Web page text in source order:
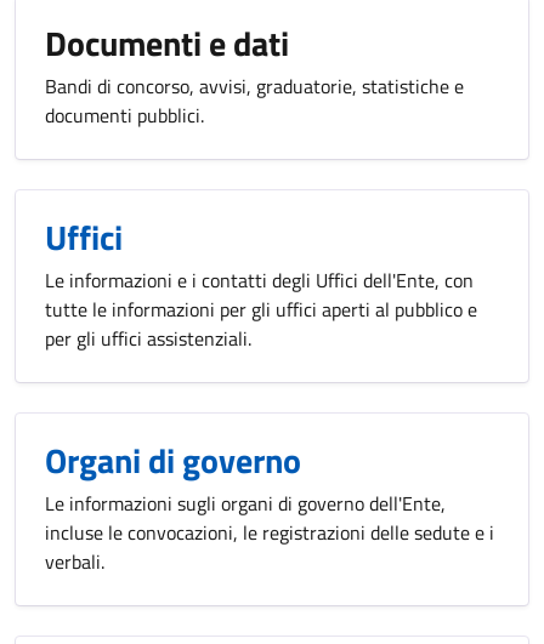
Documenti e dati
Bandi di concorso, avvisi, graduatorie, statistiche e
documenti pubblici.
Uffici
Le informazioni e i contatti degli Uffici dell'Ente, con
tutte le informazioni per gli uffici aperti al pubblico e
per gli uffici assistenziali.
Organi di governo
Le informazioni sugli organi di governo dell'Ente,
incluse le convocazioni, le registrazioni delle sedute e i
verbali.